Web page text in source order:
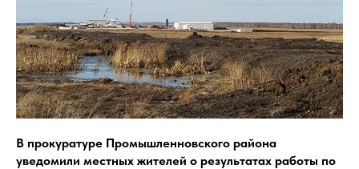
В прокуратуре Промышленновского района
уведомили местных жителей о результатах работы по